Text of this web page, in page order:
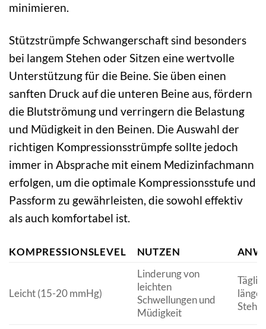
minimieren.
Stützstrümpfe Schwangerschaft sind besonders
bei langem Stehen oder Sitzen eine wertvolle
Unterstützung für die Beine. Sie üben einen
sanften Druck auf die unteren Beine aus, fördern
die Blutströmung und verringern die Belastung
und Müdigkeit in den Beinen. Die Auswahl der
richtigen Kompressionsstrümpfe sollte jedoch
immer in Absprache mit einem Medizinfachmann
erfolgen, um die optimale Kompressionsstufe und
Passform zu gewährleisten, die sowohl effektiv
als auch komfortabel ist.
KOMPRESSIONSLEVEL NUTZEN
Leicht (15-20 mmHg)
Linderung von
leichten
Schwellungen und
Müdigkeit